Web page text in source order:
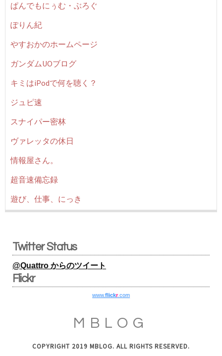
ぱんでもにぅむ・ぶろぐ
ぽりん紀
やすおかのホームページ
ガンダムUOブログ
キミはiPodで何を聴く？
ジュピ速
スナイパー密林
ヴァレッタの休日
情報屋さん。
超音速備忘録
遊び、仕事、にっき
Twitter Status
@Quattro からのツイート
Flickr
www.flickr.com
MBLOG
COPYRIGHT 2019 MBLOG. ALL RIGHTS RESERVED.